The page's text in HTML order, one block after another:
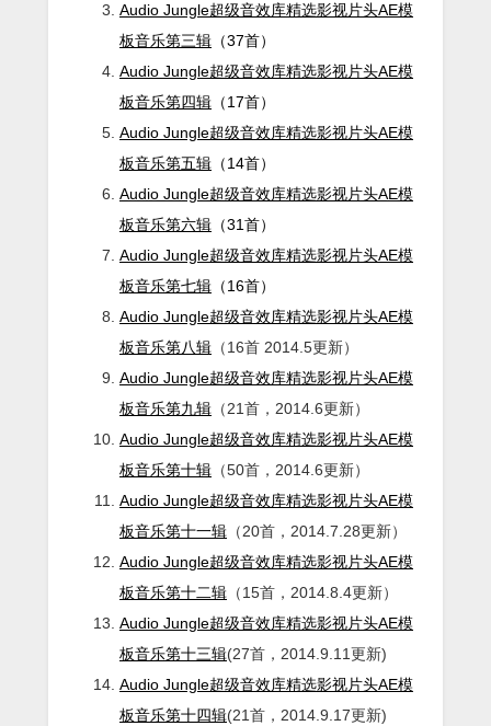
Audio Jungle超级音效库精选影视片头AE模
板音乐第三辑 （37首）
Audio Jungle超级音效库精选影视片头AE模
板音乐第四辑 （17首）
Audio Jungle超级音效库精选影视片头AE模
板音乐第五辑 （14首）
Audio Jungle超级音效库精选影视片头AE模
板音乐第六辑 （31首）
Audio Jungle超级音效库精选影视片头AE模
板音乐第七辑 （16首）
Audio Jungle超级音效库精选影视片头AE模
板音乐第八辑 （16首 2014.5更新）
Audio Jungle超级音效库精选影视片头AE模
板音乐第九辑 （21首，2014.6更新）
Audio Jungle超级音效库精选影视片头AE模
板音乐第十辑 （50首，2014.6更新）
Audio Jungle超级音效库精选影视片头AE模
板音乐第十一辑 （20首，2014.7.28更新）
Audio Jungle超级音效库精选影视片头AE模
板音乐第十二辑 （15首，2014.8.4更新）
Audio Jungle超级音效库精选影视片头AE模
板音乐第十三辑(27首，2014.9.11更新)
Audio Jungle超级音效库精选影视片头AE模
板音乐第十四辑(21首，2014.9.17更新)